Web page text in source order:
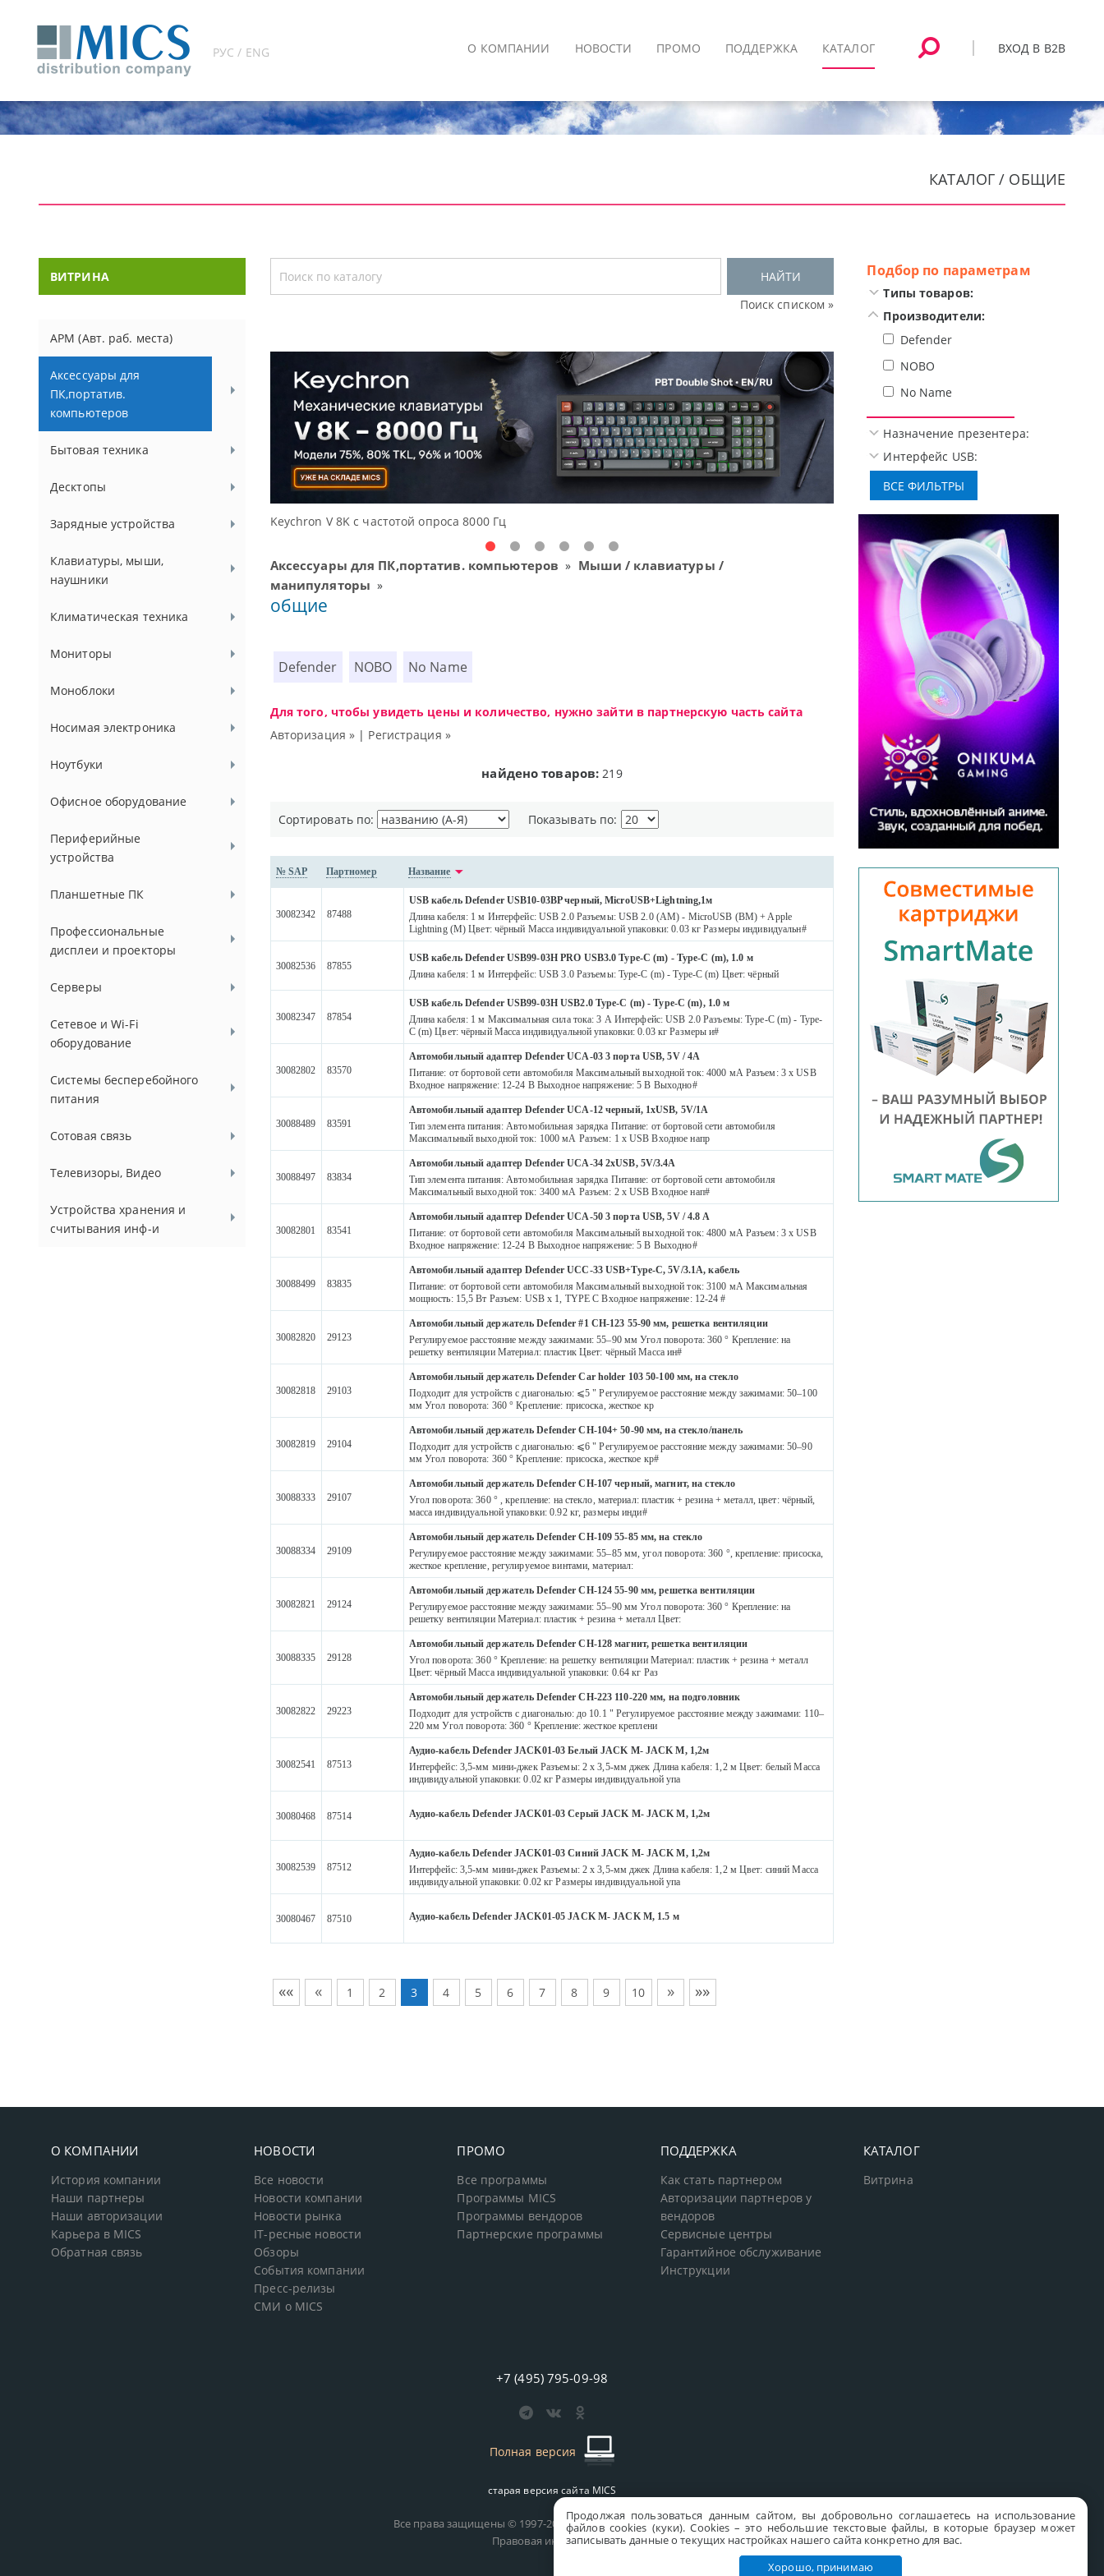
Продолжая пользоваться данным сайтом, вы добровольно соглашаетесь на использование
файлов cookies (куки). Сookies – это небольшие текстовые файлы, в которые браузер может
записывать данные о текущих настройках нашего сайта конкретно для вас.
Хорошо, принимаю
РУС / ENG ВХОД В B2B
О КОМПАНИИ НОВОСТИ ПРОМО ПОДДЕРЖКА КАТАЛОГ
КАТАЛОГ / ОБЩИЕ
ВИТРИНА
АРМ (Авт. раб. места)
Аксессуары для
ПК,портатив.
компьютеров
Бытовая техника
Десктопы
Зарядные устройства
Клавиатуры, мыши,
наушники
Климатическая техника
Мониторы
Моноблоки
Носимая электроника
Ноутбуки
Офисное оборудование
Периферийные
устройства
Планшетные ПК
Профессиональные
дисплеи и проекторы
Серверы
Сетевое и Wi-Fi
оборудование
Системы бесперебойного
питания
Сотовая связь
Телевизоры, Видео
Устройства хранения и
считывания инф-и
НАЙТИ
Поиск списком »
Keychron V 8K с частотой опроса 8000 Гц Доступные решения начального уровня,
Аксессуары для ПК,портатив. компьютеров » Мыши / клавиатуры /
манипуляторы »
общие
Defender NOBO No Name
Для того, чтобы увидеть цены и количество, нужно зайти в партнерскую часть сайта
Авторизация » | Регистрация »
найдено товаров: 219
Сортировать по: Показывать по:
№ SAP Партномер Название
30082342 87488
USB кабель Defender USB10-03BP черный, MicroUSB+Lightning,1м
Длина кабеля: 1 м Интерфейс: USB 2.0 Разъемы: USB 2.0 (AM) - MicroUSB (BM) + Apple
Lightning (M) Цвет: чёрный Масса индивидуальной упаковки: 0.03 кг Размеры индивидуальн#
30082536 87855
USB кабель Defender USB99-03H PRO USB3.0 Type-C (m) - Type-C (m), 1.0 м
Длина кабеля: 1 м Интерфейс: USB 3.0 Разъемы: Type-C (m) - Type-C (m) Цвет: чёрный
30082347 87854
USB кабель Defender USB99-03H USB2.0 Type-C (m) - Type-C (m), 1.0 м
Длина кабеля: 1 м Максимальная сила тока: 3 А Интерфейс: USB 2.0 Разъемы: Type-C (m) - Type-
C (m) Цвет: чёрный Масса индивидуальной упаковки: 0.03 кг Размеры и#
30082802 83570
Автомобильный адаптер Defender UCA-03 3 порта USB, 5V / 4A
Питание: от бортовой сети автомобиля Максимальный выходной ток: 4000 мА Разъем: 3 x USB
Входное напряжение: 12-24 В Выходное напряжение: 5 В Выходно#
30088489 83591
Автомобильный адаптер Defender UCA-12 черный, 1xUSB, 5V/1А
Тип элемента питания: Автомобильная зарядка Питание: от бортовой сети автомобиля
Максимальный выходной ток: 1000 мА Разъем: 1 x USB Входное напр
30088497 83834
Автомобильный адаптер Defender UCA-34 2xUSB, 5V/3.4А
Тип элемента питания: Автомобильная зарядка Питание: от бортовой сети автомобиля
Максимальный выходной ток: 3400 мА Разъем: 2 х USB Входное нап#
30082801 83541
Автомобильный адаптер Defender UCA-50 3 порта USB, 5V / 4.8 A
Питание: от бортовой сети автомобиля Максимальный выходной ток: 4800 мА Разъем: 3 x USB
Входное напряжение: 12-24 В Выходное напряжение: 5 В Выходно#
30088499 83835
Автомобильный адаптер Defender UCC-33 USB+Type-C, 5V/3.1А, кабель
Питание: от бортовой сети автомобиля Максимальный выходной ток: 3100 мА Максимальная
мощность: 15,5 Вт Разъем: USB x 1, TYPE C Входное напряжение: 12-24 #
30082820 29123
Автомобильный держатель Defender #1 CH-123 55-90 мм, решетка вентиляции
Регулируемое расстояние между зажимами: 55–90 мм Угол поворота: 360 ° Крепление: на
решетку вентиляции Материал: пластик Цвет: чёрный Масса ин#
30082818 29103
Автомобильный держатель Defender Car holder 103 50-100 мм, на стекло
Подходит для устройств с диагональю: ⩽5 " Регулируемое расстояние между зажимами: 50–100
мм Угол поворота: 360 ° Крепление: присоска, жесткое кр
30082819 29104
Автомобильный держатель Defender CH-104+ 50-90 мм, на стекло/панель
Подходит для устройств с диагональю: ⩽6 " Регулируемое расстояние между зажимами: 50–90
мм Угол поворота: 360 ° Крепление: присоска, жесткое кр#
30088333 29107
Автомобильный держатель Defender CH-107 черный, магнит, на стекло
Угол поворота: 360 ° , крепление: на стекло, материал: пластик + резина + металл, цвет: чёрный,
масса индивидуальной упаковки: 0.92 кг, размеры инди#
30088334 29109
Автомобильный держатель Defender CH-109 55-85 мм, на стекло
Регулируемое расстояние между зажимами: 55–85 мм, угол поворота: 360 °, крепление: присоска,
жесткое крепление, регулируемое винтами, материал:
30082821 29124
Автомобильный держатель Defender CH-124 55-90 мм, решетка вентиляции
Регулируемое расстояние между зажимами: 55–90 мм Угол поворота: 360 ° Крепление: на
решетку вентиляции Материал: пластик + резина + металл Цвет:
30088335 29128
Автомобильный держатель Defender CH-128 магнит, решетка вентиляции
Угол поворота: 360 ° Крепление: на решетку вентиляции Материал: пластик + резина + металл
Цвет: чёрный Масса индивидуальной упаковки: 0.64 кг Раз
30082822 29223
Автомобильный держатель Defender CH-223 110-220 мм, на подголовник
Подходит для устройств с диагональю: до 10.1 " Регулируемое расстояние между зажимами: 110–
220 мм Угол поворота: 360 ° Крепление: жесткое креплени
30082541 87513
Аудио-кабель Defender JACK01-03 Белый JACK M- JACK M, 1,2м
Интерфейс: 3,5-мм мини-джек Разъемы: 2 x 3,5-мм джек Длина кабеля: 1,2 м Цвет: белый Масса
индивидуальной упаковки: 0.02 кг Размеры индивидуальной упа
30080468 87514 Аудио-кабель Defender JACK01-03 Серый JACK M- JACK M, 1,2м
30082539 87512
Аудио-кабель Defender JACK01-03 Синий JACK M- JACK M, 1,2м
Интерфейс: 3,5-мм мини-джек Разъемы: 2 x 3,5-мм джек Длина кабеля: 1,2 м Цвет: синий Масса
индивидуальной упаковки: 0.02 кг Размеры индивидуальной упа
30080467 87510 Аудио-кабель Defender JACK01-05 JACK M- JACK M, 1.5 м
«« « 1 2 3 4 5 6 7 8 9 10 » »»
Подбор по параметрам
Типы товаров:
Производители:
Defender
NOBO
No Name
Назначение презентера:
Интерфейс USB:
О КОМПАНИИ
История компании
Наши партнеры
Наши авторизации
Карьера в MICS
Обратная связь
НОВОСТИ
Все новости
Новости компании
Новости рынка
IT-ресные новости
Обзоры
События компании
Пресс-релизы
СМИ о MICS
ПРОМО
Все программы
Программы MICS
Программы вендоров
Партнерские программы
ПОДДЕРЖКА
Как стать партнером
Авторизации партнеров у
вендоров
Сервисные центры
Гарантийное обслуживание
Инструкции
КАТАЛОГ
Витрина
+7 (495) 795-09-98
Полная версия
старая версия сайта MICS
Все права защищены © 1997-2026 MICS Distribution Company
Правовая информация